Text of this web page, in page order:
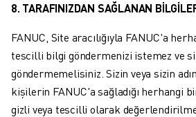
8. TARAFINIZDAN SAĞLANAN
FANUC, Site aracılığıyla FANUC'a
tescilli bilgi göndermenizi istemez ve
göndermemelisiniz. Sizin veya sizin
kişilerin FANUC'a sağladığı herhangi
gizli veya tescilli olarak